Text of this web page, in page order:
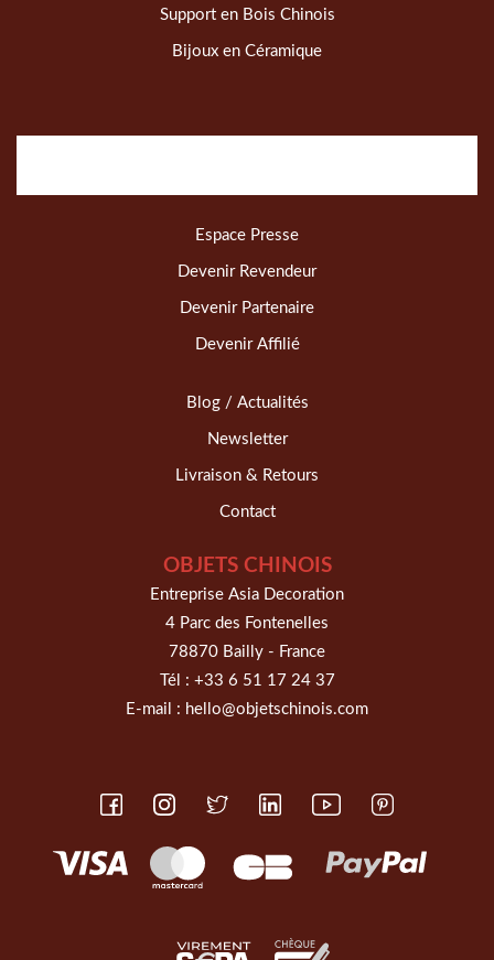
Support en Bois Chinois
Bijoux en Céramique
Espace Presse
Devenir Revendeur
Devenir Partenaire
Devenir Affilié
Blog / Actualités
Newsletter
Livraison & Retours
Contact
OBJETS CHINOIS
Entreprise Asia Decoration
4 Parc des Fontenelles
78870 Bailly - France
Tél : +33 6 51 17 24 37
E-mail : hello@objetschinois.com